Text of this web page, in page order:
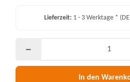
Lieferzeit: 1 - 3 Werktage *
In den